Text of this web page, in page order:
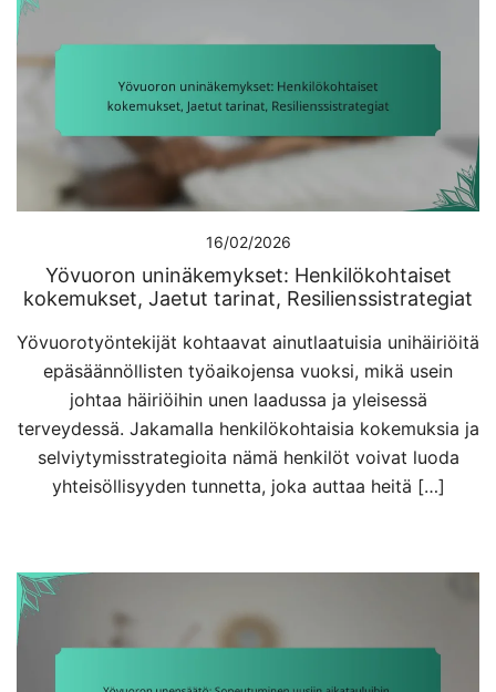
16/02/2026
Yövuoron uninäkemykset: Henkilökohtaiset
kokemukset, Jaetut tarinat, Resilienssistrategiat
Yövuorotyöntekijät kohtaavat ainutlaatuisia unihäiriöitä
epäsäännöllisten työaikojensa vuoksi, mikä usein
johtaa häiriöihin unen laadussa ja yleisessä
terveydessä. Jakamalla henkilökohtaisia kokemuksia ja
selviytymisstrategioita nämä henkilöt voivat luoda
yhteisöllisyyden tunnetta, joka auttaa heitä […]